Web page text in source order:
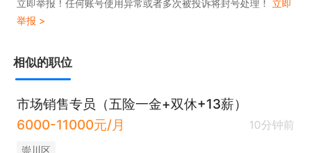
立即举报！任何账号使用异常或者多次被投诉将封号处理！ 立即
举报 >
相似的职位
市场销售专员（五险一金+双休+13薪）
6000-11000元/月
10分钟前
崇川区